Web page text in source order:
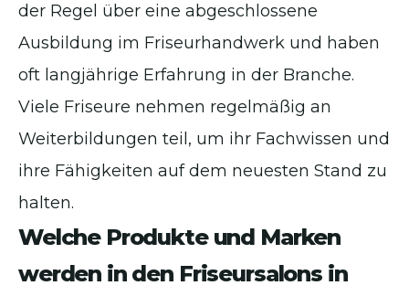
der Regel über eine abgeschlossene
Ausbildung im Friseurhandwerk und haben
oft langjährige Erfahrung in der Branche.
Viele Friseure nehmen regelmäßig an
Weiterbildungen teil, um ihr Fachwissen und
ihre Fähigkeiten auf dem neuesten Stand zu
halten.
Welche Produkte und Marken
werden in den Friseursalons in